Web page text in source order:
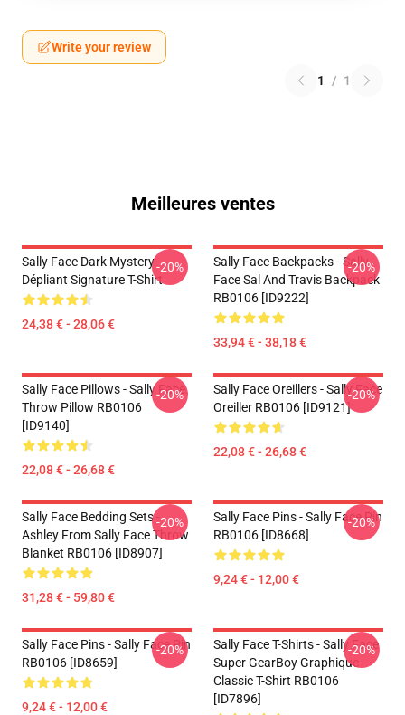
Write your review
1 / 1
Meilleures ventes
Sally Face Dark Mystery
Dépliant Signature T-Shirt
24,38 € - 28,06 €
-20%
Sally Face Backpacks - Sally
Face Sal And Travis Backpack
RB0106 [ID9222]
33,94 € - 38,18 €
-20%
Sally Face Pillows - Sally Face.
Throw Pillow RB0106
[ID9140]
22,08 € - 26,68 €
-20%
Sally Face Oreillers - Sally Face
Oreiller RB0106 [ID9121]
22,08 € - 26,68 €
-20%
Sally Face Bedding Sets -
Ashley From Sally Face Throw
Blanket RB0106 [ID8907]
31,28 € - 59,80 €
-20%
Sally Face Pins - Sally Face Pin
RB0106 [ID8668]
9,24 € - 12,00 €
-20%
Sally Face Pins - Sally Face Pin
RB0106 [ID8659]
9,24 € - 12,00 €
-20%
Sally Face T-Shirts - Sally Face
Super GearBoy Graphique
Classic T-Shirt RB0106
[ID7896]
-20%